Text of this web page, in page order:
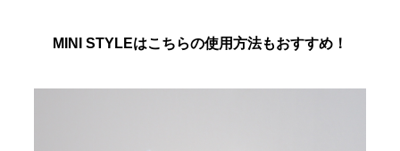
MINI STYLEはこちらの使用方法もおすすめ！